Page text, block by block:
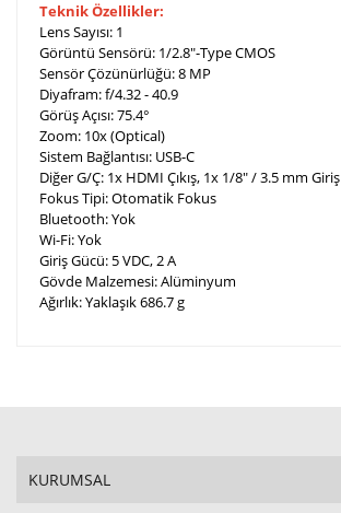
Teknik Özellikler:
Lens Sayısı: 1
Görüntü Sensörü: 1/2.8"-Type CMOS
Sensör Çözünürlüğü: 8 MP
Diyafram: f/4.32 - 40.9
Görüş Açısı: 75.4°
Zoom: 10x (Optical)
Sistem Bağlantısı: USB-C
Diğer G/Ç: 1x HDMI Çıkış, 1x 1/8" / 3.5 mm Giriş
Fokus Tipi: Otomatik Fokus
Bluetooth: Yok
Wi-Fi: Yok
Giriş Gücü: 5 VDC, 2 A
Gövde Malzemesi: Alüminyum
Ağırlık: Yaklaşık 686.7 g
KURUMSAL